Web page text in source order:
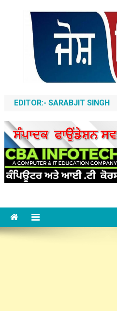
content
ਆਵਾਜ਼-ਏ-ਬੁਲੰਦ
EDITOR:- SARABJIT SINGH